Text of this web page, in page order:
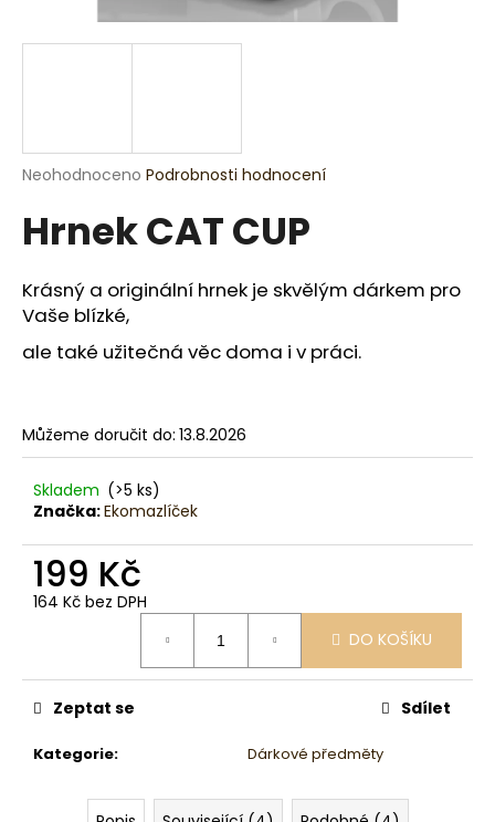
Průměrné
produktu
je
z
5
hvězdiček.
Neohodnoceno Podrobnosti hodnocení
Hrnek CAT CUP
Krásný a originální hrnek je skvělým dárkem pro
Vaše blízké,
ale také užitečná věc doma i v práci.
Můžeme doručit do: 13.8.2026
Skladem (>5 ks)
Značka:Ekomazlíček
199 Kč
164 Kč bez DPH
DO KOŠÍKU
Kategorie: Dárkové předměty
Zeptat se Sdílet
j
?
D
o
r
č
u
j
e
m